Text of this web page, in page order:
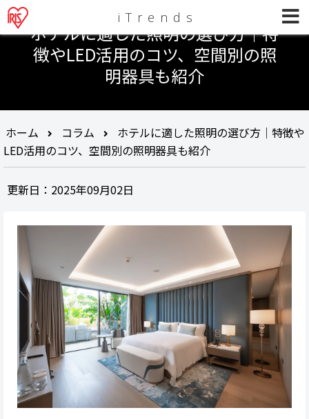
ホテルに適した照明の選び方｜特
徴やLED活用のコツ、空間別の照
明器具も紹介
ホーム コラム
ホテルに適した照明の選び方｜特徴や
LED活用のコツ、空間別の照明器具も紹介
更新日：2025年09月02日
iTrends